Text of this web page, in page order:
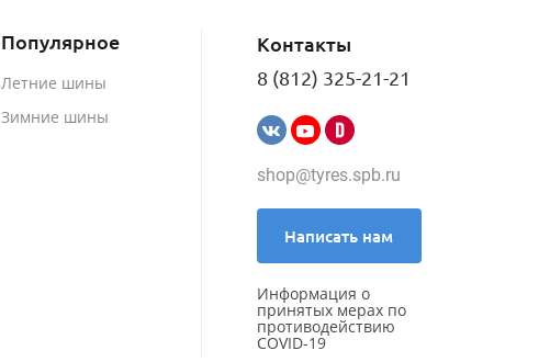
Nokian Tyres (Ikon)
Популярное
Летние шины
Зимние шины
Контакты
8 (812) 325-21-21
shop@tyres.spb.ru
Написать нам
Информация о
принятых мерах по
противодействию
COVID-19